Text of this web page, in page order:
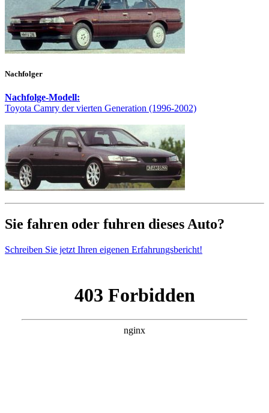
Nachfolger
Nachfolge-Modell:
Toyota Camry der vierten Generation (1996-2002)
Sie fahren oder fuhren dieses Auto?
Schreiben Sie jetzt Ihren eigenen Erfahrungsbericht!